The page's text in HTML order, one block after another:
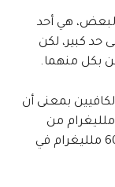
البعض، هي أحد
حد كبير، لكن
بكل منهما.
بمعنى أن
فنجان القهوة الأمريكية يحتوي على 40-50 ملليغرام من
الكافيين بينما تزداد تلك النسبة لتصل إلى 60 ملليغرام في